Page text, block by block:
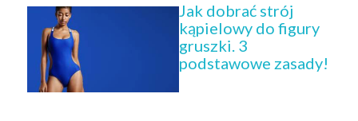
Jak dobrać strój
kąpielowy do figury
gruszki. 3
podstawowe zasady!